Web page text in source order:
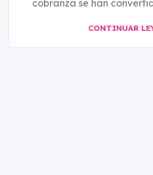
cobranza se han
CONTINUAR